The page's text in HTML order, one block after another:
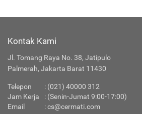
Kontak Kami
Jl. Tomang Raya No. 38, Jatipulo
Palmerah, Jakarta Barat 11430
Telepon : (021) 40000 312
Jam Kerja
: (Senin-Jumat 9:00-17:00)
Email
:cs@cermati.com